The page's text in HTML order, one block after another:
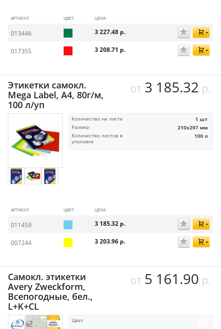
АРТИКУЛ ЦВЕТ ЦЕНА
013446 3 227.48 р.
017355 3 208.71 р.
Этикетки самокл.
Mega Label, А4, 80г/м,
100 л/уп
от 3 185.32 р.
Количество на листе 1 шт
Размер 210х297 мм
Количество листов в
упаковке
100 л
АРТИКУЛ ЦВЕТ ЦЕНА
011459 3 185.32 р.
007244 3 203.96 р.
Самокл. этикетки
Avery Zweckform,
Всепогодные, бел.,
L+K+CL
от 5 161.90 р.
Цвет